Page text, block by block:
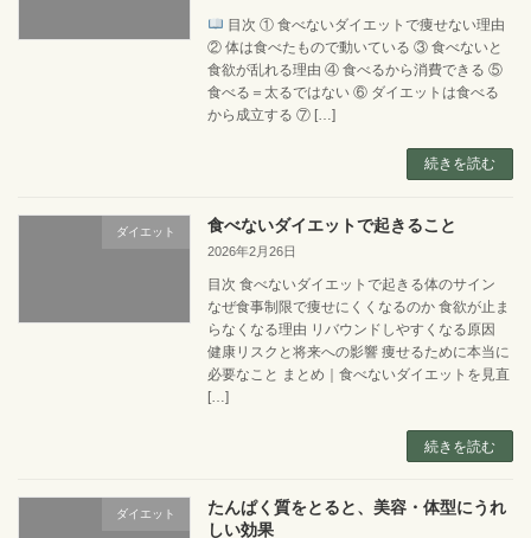
目次 ① 食べないダイエットで痩せない理由
② 体は食べたもので動いている ③ 食べないと
食欲が乱れる理由 ④ 食べるから消費できる ⑤
食べる＝太るではない ⑥ ダイエットは食べる
から成立する ⑦ […]
続きを読む
ダイエット 食べないダイエットで起きること
2026年2月26日
目次 食べないダイエットで起きる体のサイン
なぜ食事制限で痩せにくくなるのか 食欲が止ま
らなくなる理由 リバウンドしやすくなる原因
健康リスクと将来への影響 痩せるために本当に
必要なこと まとめ｜食べないダイエットを見直
[…]
続きを読む
ダイエット
たんぱく質をとると、美容・体型にうれ
しい効果